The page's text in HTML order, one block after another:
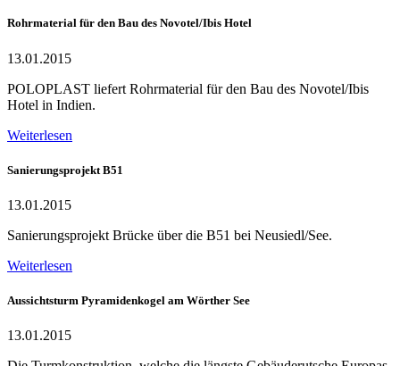
Rohrmaterial für den Bau des Novotel/Ibis Hotel
13.01.2015
POLOPLAST liefert Rohrmaterial für den Bau des Novotel/Ibis
Hotel in Indien.
Weiterlesen
Sanierungsprojekt B51
13.01.2015
Sanierungsprojekt Brücke über die B51 bei Neusiedl/See.
Weiterlesen
Aussichtsturm Pyramidenkogel am Wörther See
13.01.2015